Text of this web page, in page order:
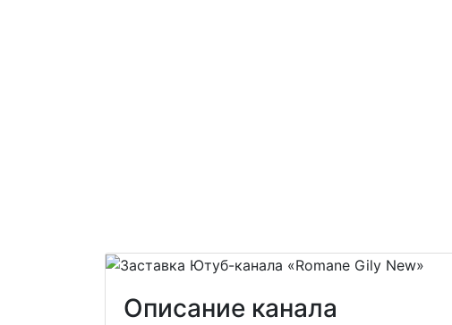
Описание канала